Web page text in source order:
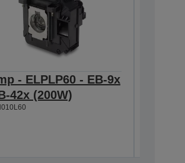
- ELPLP60 - EB-9x
42x (200W)